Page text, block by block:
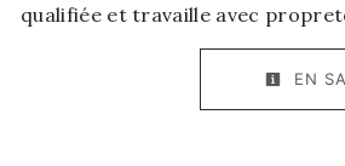
qualifiée et travaille avec
EN